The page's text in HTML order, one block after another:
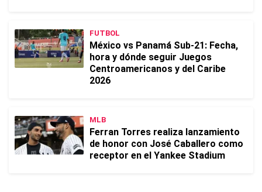
FUTBOL
México vs Panamá Sub-21: Fecha,
hora y dónde seguir Juegos
Centroamericanos y del Caribe
2026
MLB
Ferran Torres realiza lanzamiento
de honor con José Caballero como
receptor en el Yankee Stadium